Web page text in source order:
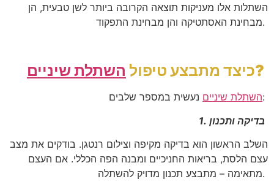
השתלות אלו מעניקות תוצאה הקרובה ביותר לשן טבעית, הן
מבחינת האסתטיקה והן מבחינת התפקוד.
כיצד מתבצע טיפול השתלת שיניים ?
השתלת שינייםנעשית במספר שלבים:
1. בדיקה ותכנון
השלב הראשון הוא בדיקה מקיפה וצילום רנטגן. בודקים את מצב
עצם הלסת, בריאות החניכיים ומבנה הפה הכללי. אם העצם
מתאימה – מתבצע תכנון מדויק להשתלה.